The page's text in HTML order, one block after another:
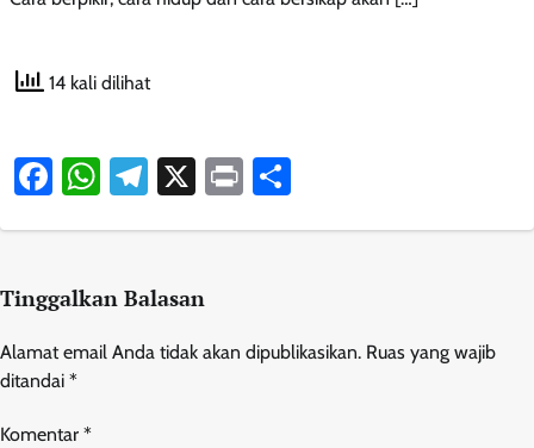
14 kali dilihat
Facebook
WhatsApp
Telegram
X Print
Tinggalkan Balasan
Alamat email Anda tidak akan dipublikasikan. Ruas yang wajib
ditandai *
Komentar *